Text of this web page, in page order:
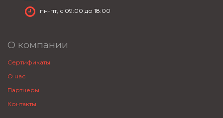
пн-пт, с 09:00 до 18:00
О компании
Сертификаты
О нас
Партнеры
Контакты